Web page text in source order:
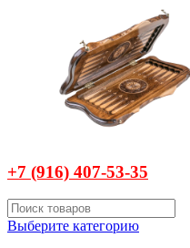
+7 (916) 407-53-35
Выберите категорию